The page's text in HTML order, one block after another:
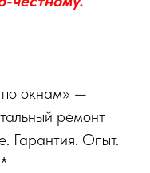
окнам» —
ремонт
Гарантия. Опыт.